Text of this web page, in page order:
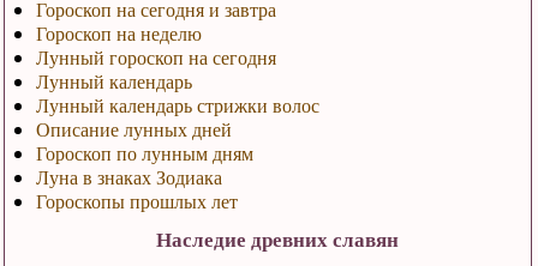
Гороскоп на сегодня и завтра
Гороскоп на неделю
Лунный гороскоп на сегодня
Лунный календарь
Лунный календарь стрижки волос
Описание лунных дней
Гороскоп по лунным дням
Луна в знаках Зодиака
Гороскопы прошлых лет
Наследие древних славян